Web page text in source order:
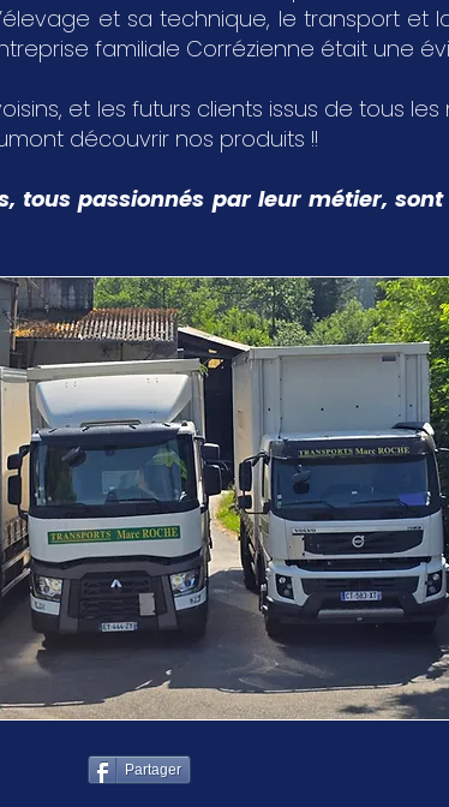
et sa technique, le transport et
familiale Corrézienne était une
et les futurs clients issus de tous les
découvrir nos produits !!
tous passionnés par leur métier,
Partager